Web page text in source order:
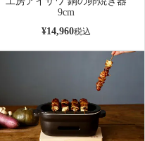
9cm
¥14,960税込